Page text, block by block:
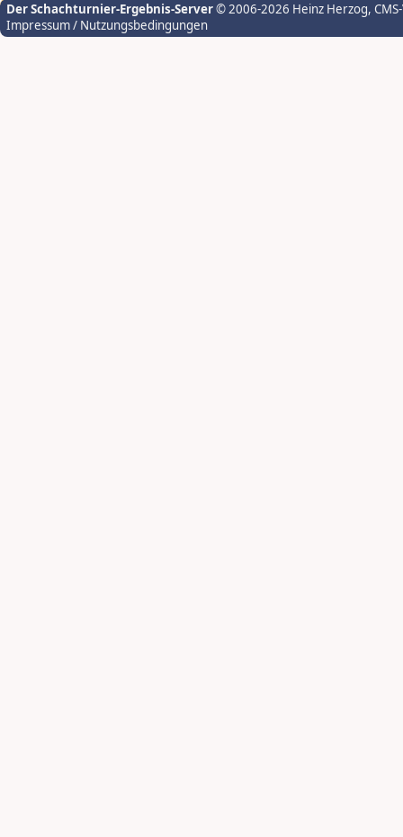
Der Schachturnier-Ergebnis-Server© 2006-2026 Heinz Herzog,
Impressum / Nutzungsbedingungen